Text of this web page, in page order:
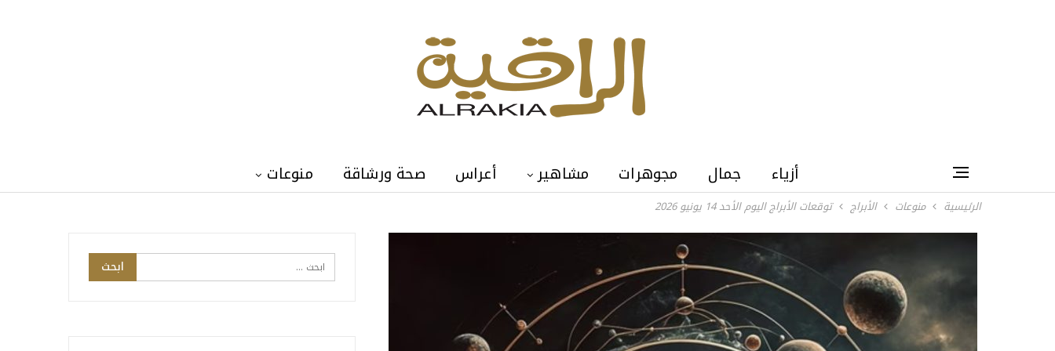
أزياء جمال مجوهرات مشاهير أعراس صحة ورشاقة منوعات
الرئيسية منوعات الأبراج توقعات الأبراج اليوم الأحد 14 يونيو 2026